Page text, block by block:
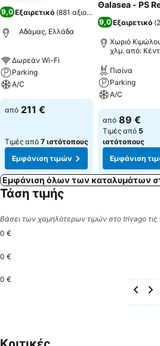
9,0 Εξαιρετικό (881 αξιολογήσεις
Αδάμας, Ελλάδα
Δωρεάν Wi-Fi
Parking
A/C
από 211 €
Τιμές από 7 ιστότοπους
Εμφάνιση τιμών
Θalasea - PS
9,0 Εξαιρετικό (
Χωριό
χλμ. από:
Πισίνα
Parking
A/C
από 89 €
Τιμές από 5
ιστότοπους
Εμφάνιση
Εμφάνιση όλων των καταλυμάτων
Τάση τιμής
Βάσει των χαμηλότερων τιμών στο trivago τις
0 €
0 €
0 €